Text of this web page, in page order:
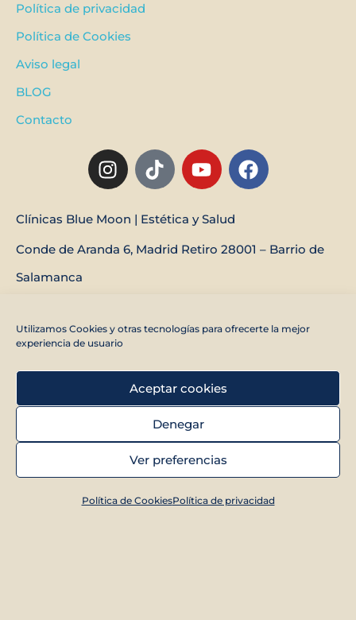
Utilizamos Cookies y otras tecnologías para ofrecerte la mejor
experiencia de usuario
Aceptar cookies
Denegar
Ver preferencias
Política de CookiesPolítica de privacidad
Política de privacidad
Política de Cookies
Aviso legal
BLOG
Contacto
Clínicas Blue Moon | Estética y Salud
Conde de Aranda 6, Madrid Retiro 28001 – Barrio de
Salamanca
Chamberí
¿Necesitas ayuda?